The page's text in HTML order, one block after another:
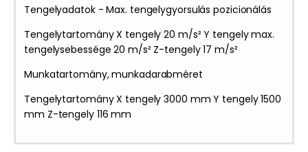
Tengelyadatok - Max. tengelygyorsulás pozicionálás
Tengelytartomány X tengely 20 m/s² Y tengely max.
tengelysebessége 20 m/s² Z-tengely 17 m/s²
Munkatartomány, munkadarabméret
Tengelytartomány X tengely 3000 mm Y tengely 1500
mm Z-tengely 116 mm